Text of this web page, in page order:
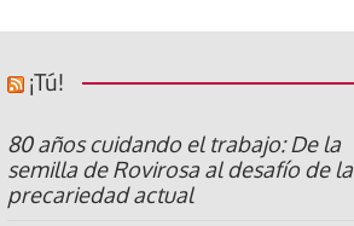
¡Tú!
80 años cuidando el trabajo: De la
semilla de Rovirosa al desafío de la
precariedad actual